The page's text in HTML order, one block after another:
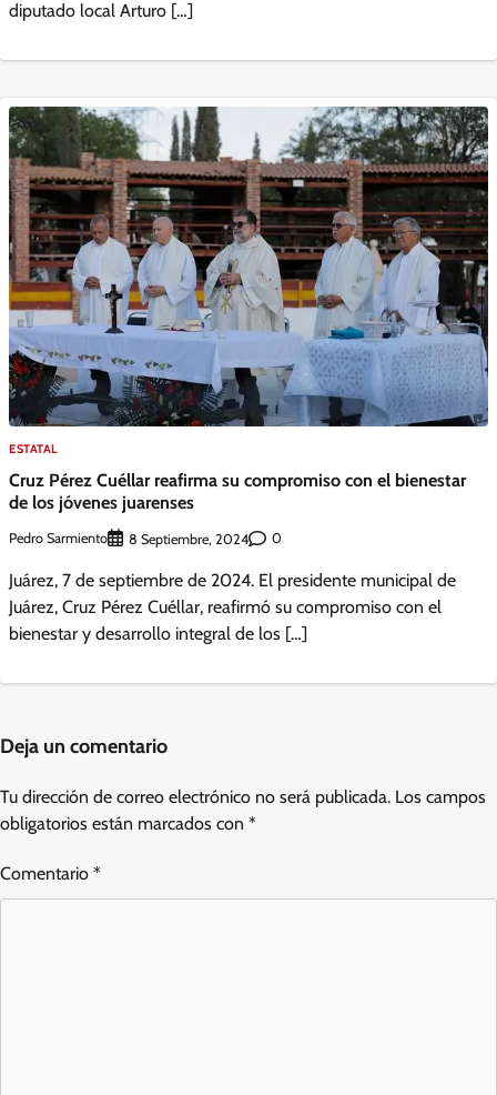
diputado local Arturo […]
ESTATAL
Cruz Pérez Cuéllar reafirma su compromiso con el bienestar
de los jóvenes juarenses
Pedro Sarmiento 8 Septiembre, 2024 0
Juárez, 7 de septiembre de 2024. El presidente municipal de
Juárez, Cruz Pérez Cuéllar, reafirmó su compromiso con el
bienestar y desarrollo integral de los […]
Deja un comentario
Tu dirección de correo electrónico no será publicada. Los campos
obligatorios están marcados con *
Comentario *